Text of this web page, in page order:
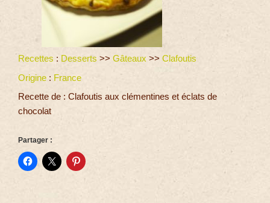
Recettes : Desserts >> Gâteaux >> Clafoutis
Origine : France
Recette de : Clafoutis aux clémentines et éclats de
chocolat
Partager :